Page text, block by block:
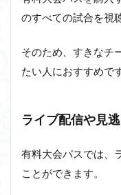
のすべての試合を視
そのため、すきなチ
たい人におすすめです
ライブ配信や見
有料大会パスでは、
ことができます。